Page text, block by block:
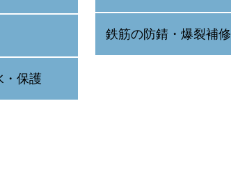
・保護
鉄筋の防錆・爆裂補修